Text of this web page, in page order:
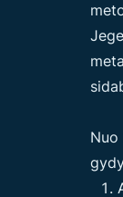
Nuo